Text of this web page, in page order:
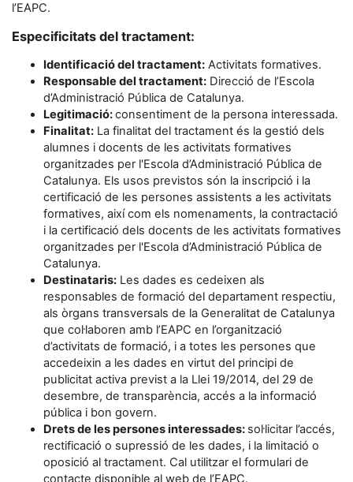
l’EAPC.
Especificitats del tractament:
Identificació del tractament: Activitats formatives.
Responsable del tractament: Direcció de l’Escola
d’Administració Pública de Catalunya.
Legitimació:consentiment de la persona interessada.
Finalitat: La finalitat del tractament és la gestió dels
alumnes i docents de les activitats formatives
organitzades per l'Escola d’Administració Pública de
Catalunya. Els usos previstos són la inscripció i la
certificació de les persones assistents a les activitats
formatives, així com els nomenaments, la contractació
i la certificació dels docents de les activitats formatives
organitzades per l'Escola d’Administració Pública de
Catalunya.
Destinataris: Les dades es cedeixen als
responsables de formació del departament respectiu,
als òrgans transversals de la Generalitat de Catalunya
que col·laboren amb l’EAPC en l’organització
d’activitats de formació, i a totes les persones que
accedeixin a les dades en virtut del principi de
publicitat activa previst a la Llei 19/2014, del 29 de
desembre, de transparència, accés a la informació
pública i bon govern.
Drets de les persones interessades: sol·licitar l’accés,
rectificació o supressió de les dades, i la limitació o
oposició al tractament. Cal utilitzar el formulari de
contacte disponible al web de l’EAPC.